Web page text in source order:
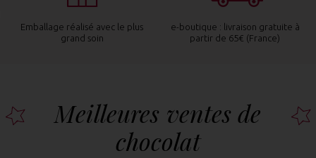
le plus
e-boutique : livraison gratuite à
partir de 65€ (France)
Livraison à Paris dans
commande passée
Meilleures ventes de
chocolat